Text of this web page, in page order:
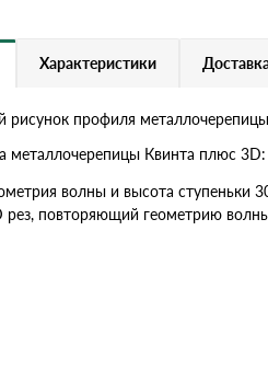
6002
9003 RAL 9006
11 RR 29
Характеристики
рисунок профиля
металлочерепицы Квинта плюс 3D:
волны и высота ступеньки
рез, повторяющий геометрию